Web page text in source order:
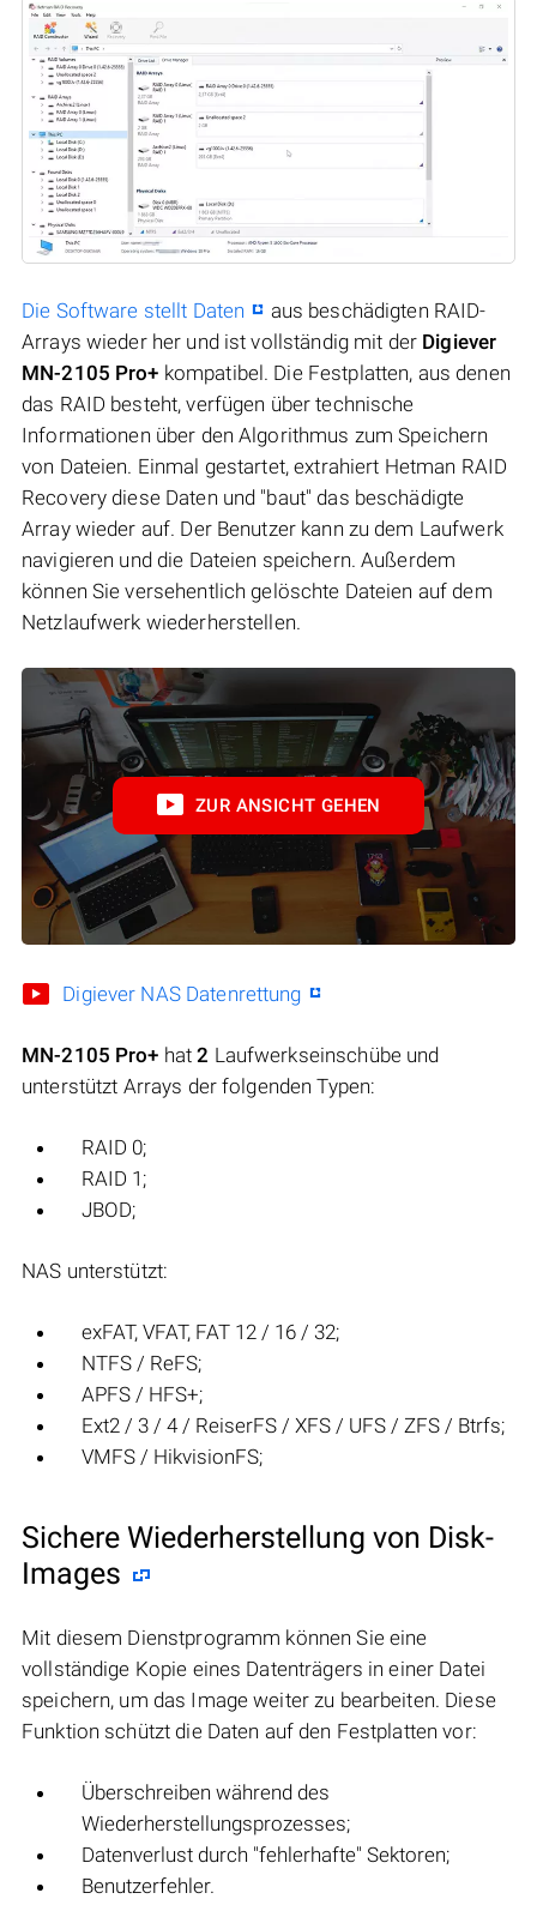
Die Software stellt Daten
aus beschädigten RAID-
Arrays wieder her und ist vollständig mit der Digiever
MN-2105 Pro+ kompatibel. Die Festplatten, aus denen
das RAID besteht, verfügen über technische
Informationen über den Algorithmus zum Speichern
von Dateien. Einmal gestartet, extrahiert Hetman RAID
Recovery diese Daten und "baut" das beschädigte
Array wieder auf. Der Benutzer kann zu dem Laufwerk
navigieren und die Dateien speichern. Außerdem
können Sie versehentlich gelöschte Dateien auf dem
Netzlaufwerk wiederherstellen.
ZUR ANSICHT GEHEN
Digiever NAS Datenrettung
MN-2105 Pro+ hat2 Laufwerkseinschübe und
unterstützt Arrays der folgenden Typen:
RAID 0;
RAID 1;
JBOD;
NAS unterstützt:
exFAT, VFAT, FAT 12 / 16 / 32;
NTFS / ReFS;
APFS / HFS+;
Ext2 / 3 / 4 / ReiserFS / XFS / UFS / ZFS / Btrfs;
VMFS / HikvisionFS;
Sichere Wiederherstellung von Disk-
Images
Mit diesem Dienstprogramm können Sie eine
vollständige Kopie eines Datenträgers in einer Datei
speichern, um das Image weiter zu bearbeiten. Diese
Funktion schützt die Daten auf den Festplatten vor:
Überschreiben während des
Wiederherstellungsprozesses;
Datenverlust durch "fehlerhafte" Sektoren;
Benutzerfehler.